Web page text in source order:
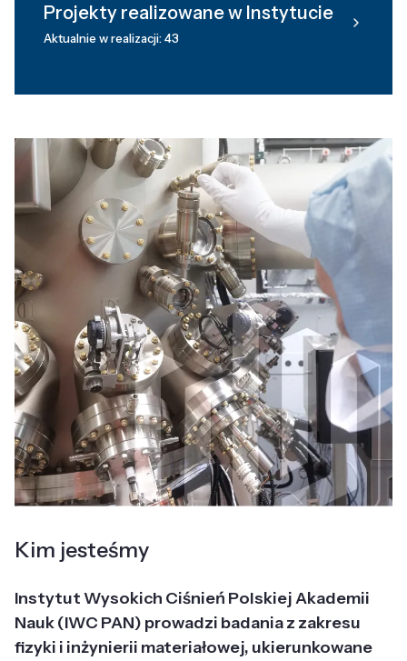
Projekty realizowane w Instytucie
Aktualnie w realizacji: 43
Kim jesteśmy
Instytut Wysokich Ciśnień Polskiej Akademii
Nauk (IWC PAN) prowadzi badania z zakresu
fizyki i inżynierii materiałowej, ukierunkowane